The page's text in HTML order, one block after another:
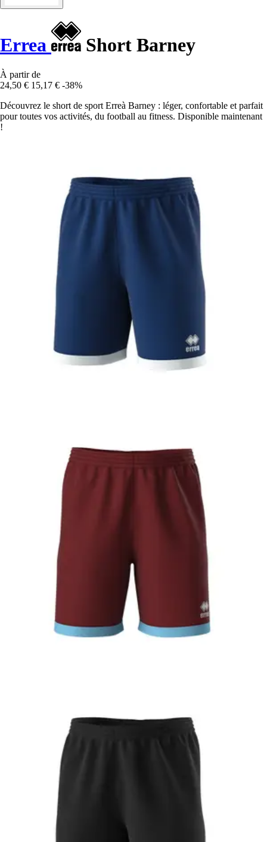
Errea Short Barney
À partir de
24,50 € 15,17 € -38%
Découvrez le short de sport Erreà Barney : léger, confortable et parfait
pour toutes vos activités, du football au fitness. Disponible maintenant
!